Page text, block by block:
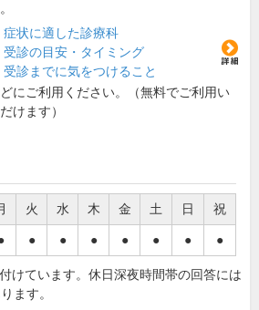
症状に適した診療科
受診の目安・タイミング
受診までに気をつけること
にご利用ください。（無料でご利用い
けます）
火 水 木 金 土 日 祝
● ● ● ● ● ● ●
けています。休日深夜時間帯の回答には
ます。